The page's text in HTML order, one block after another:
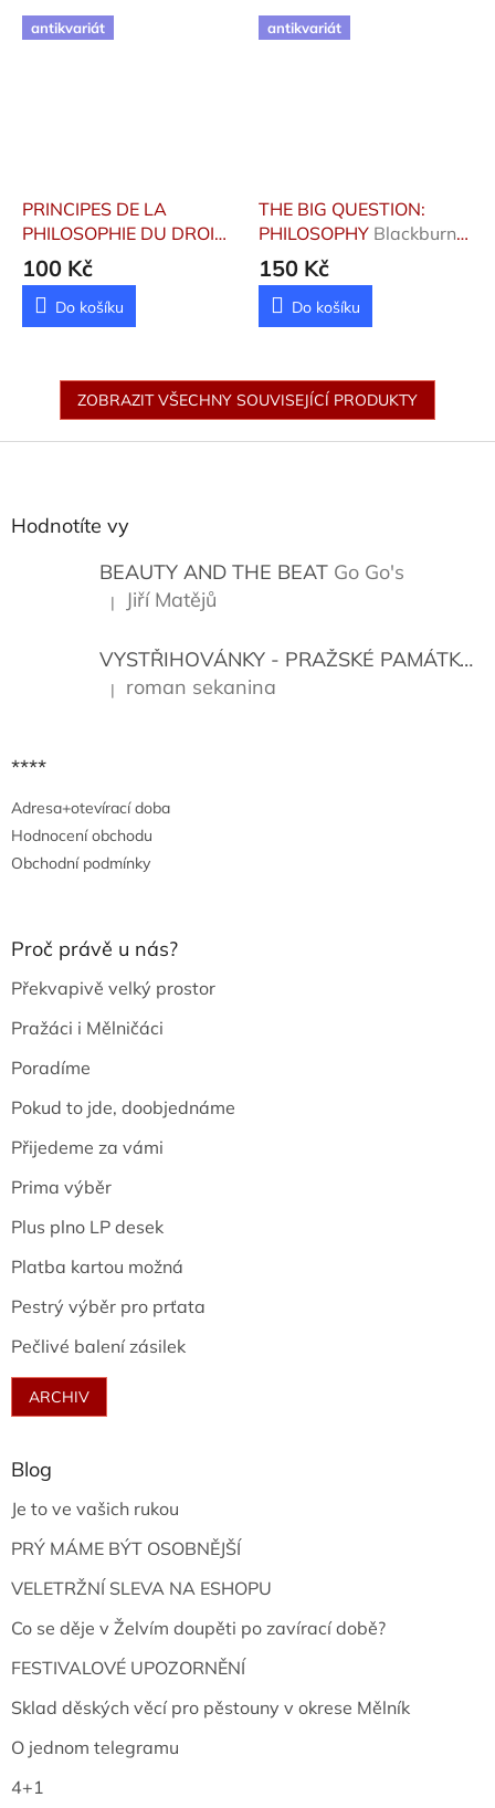
antikvariát
PRINCIPES DE LA
PHILOSOPHIE DU DROIT
Hegel Georg Wilhelm
Friedrich
100 Kč
Do košíku
antikvariát
THE BIG QUESTION:
PHILOSOPHY Blackburn
Simon
150 Kč
Do košíku
ZOBRAZIT VŠECHNY SOUVISEJÍCÍ PRODUKTY
Hodnotíte vy
BEAUTY AND THE BEAT Go Go's
Hodnocení produktu je 5 z 5 hvězdiček.
| Jiří Matějů
VYSTŘIHOVÁNKY - PRAŽSKÉ PAMÁTKY
Hodnocení produktu je 5 z 5 hvězdiček.
| roman sekanina
****
Adresa+otevírací doba
Hodnocení obchodu
Obchodní podmínky
Proč právě u nás?
Překvapivě velký prostor
Pražáci i Mělničáci
Poradíme
Pokud to jde, doobjednáme
Přijedeme za vámi
Prima výběr
Plus plno LP desek
Platba kartou možná
Pestrý výběr pro prťata
Pečlivé balení zásilek
ARCHIV
Blog
Je to ve vašich rukou
PRÝ MÁME BÝT OSOBNĚJŠÍ
VELETRŽNÍ SLEVA NA ESHOPU
Co se děje v Želvím doupěti po zavírací době?
FESTIVALOVÉ UPOZORNĚNÍ
Sklad děských věcí pro pěstouny v okrese Mělník
O jednom telegramu
4+1